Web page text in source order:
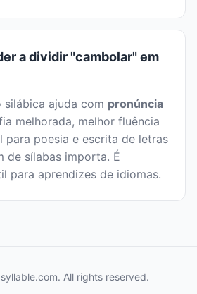
a dividir "cambolar" em
ajuda com pronúncia
melhorada, melhor fluência
para poesia e escrita de letras
de sílabas importa. É
para aprendizes de idiomas.
All rights reserved.